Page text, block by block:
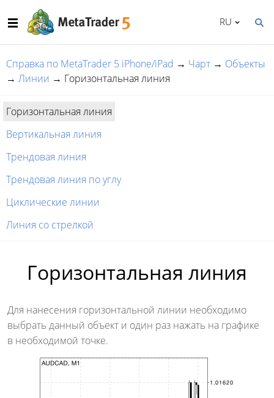
RU
Справка по MetaTrader 5 iPhone/iPad → Чарт → Объекты
→ Линии → Горизонтальная линия
Горизонтальная линия
Вертикальная линия
Трендовая линия
Трендовая линия по углу
Циклические линии
Линия со стрелкой
Горизонтальная линия
Для нанесения горизонтальной линии необходимо
выбрать данный объект и один раз нажать на графике
в необходимой точке.